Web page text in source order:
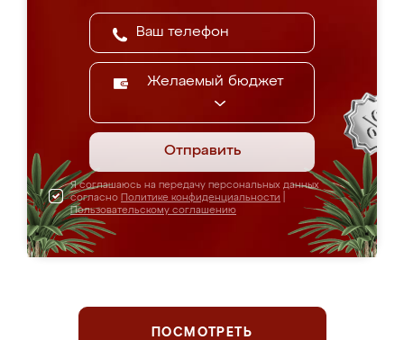
Желаемый бюджет
Отправить
Я соглашаюсь на передачу персональных данных
согласно Политике конфиденциальности
Пользовательскому соглашению
ПОСМОТРЕТЬ